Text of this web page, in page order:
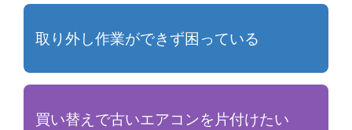
取り外し作業ができず困っている
買い替えで古いエアコンを片付けたい